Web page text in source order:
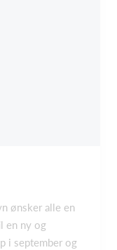
ønsker alle en
en ny og
i september og